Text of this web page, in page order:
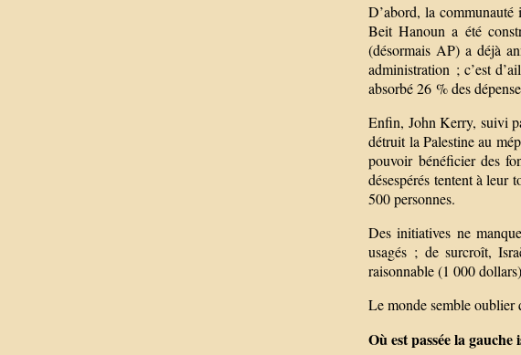
D’abord, la
Beit Hanoun a été
(désormais AP) a déjà
administration ; c’est
absorbé 26 % des
Enfin, John Kerry, suivi
détruit la Palestine au
pouvoir bénéficier des
désespérés tentent à leur
500 personnes.
Des initiatives ne
usagés ; de surcroît,
raisonnable (1 000
Le monde semble oublier
Où est passée la gauche